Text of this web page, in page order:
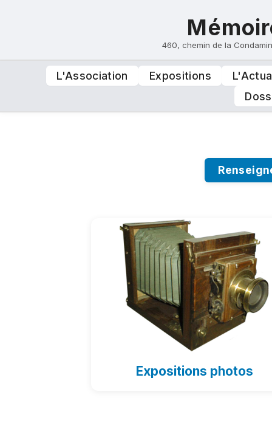
460, chemin de la
L'Association Expositions
Expositions photos